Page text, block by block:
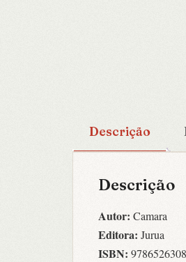
Descrição
Descrição
Autor: Camara
Editora: Jurua
ISBN: